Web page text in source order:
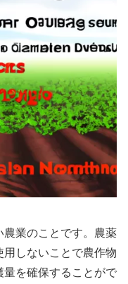
業のことです。農薬
しないことで農作物
を確保することがで